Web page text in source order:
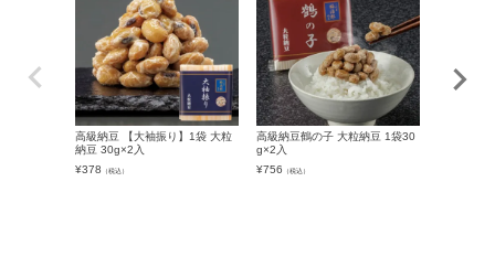
高級納豆 【大袖振り】1袋 大粒
納豆 30g×2入
¥378 （税込）
高級納豆鶴の子 大粒納豆 1袋30
g×2入
¥756 （税込）